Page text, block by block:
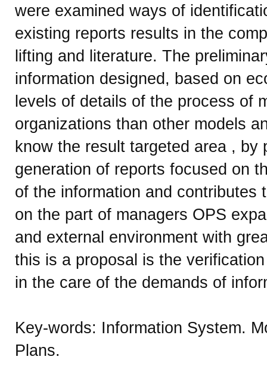
were examined ways of
existing reports results in the
lifting and literature. The
information designed, based on
levels of details of the process of
organizations than other models
know the result targeted area ,
generation of reports focused on
of the information and contributes
on the part of managers OPS
and external environment with
this is a proposal is the
in the care of the demands of
Key-words: Information System.
Plans.